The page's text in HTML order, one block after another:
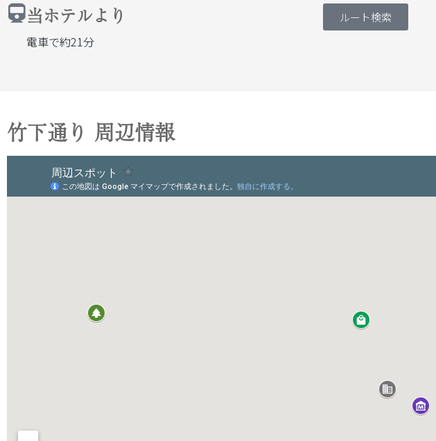
当ホテルより
電車で約21分
ルート検索
竹下通り 周辺情報